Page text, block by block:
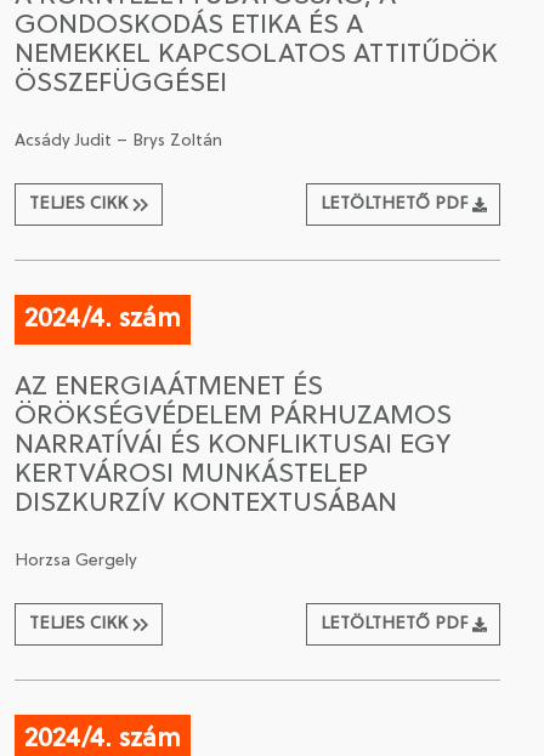
GONDOSKODÁS ETIKA ÉS A
NEMEKKEL KAPCSOLATOS ATTITŰDÖK
ÖSSZEFÜGGÉSEI
Acsády Judit – Brys Zoltán
TELJES CIKK LETÖLTHETŐ PDF
2024/4. szám
AZ ENERGIAÁTMENET ÉS
ÖRÖKSÉGVÉDELEM PÁRHUZAMOS
NARRATÍVÁI ÉS KONFLIKTUSAI EGY
KERTVÁROSI MUNKÁSTELEP
DISZKURZÍV KONTEXTUSÁBAN
Horzsa Gergely
TELJES CIKK LETÖLTHETŐ PDF
2024/4. szám